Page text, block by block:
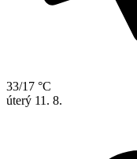
33/17 °C
úterý 11. 8.